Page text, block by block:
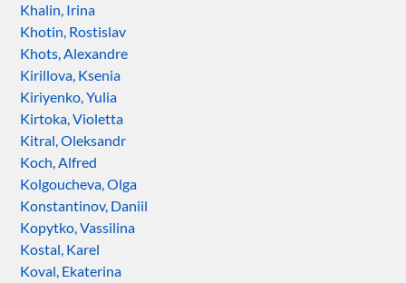
Khalin, Irina
Khotin, Rostislav
Khots, Alexandre
Kirillova, Ksenia
Kiriyenko, Yulia
Kirtoka, Violetta
Kitral, Oleksandr
Koch, Alfred
Kolgoucheva, Olga
Konstantinov, Daniil
Kopytko, Vassilina
Kostal, Karel
Koval, Ekaterina